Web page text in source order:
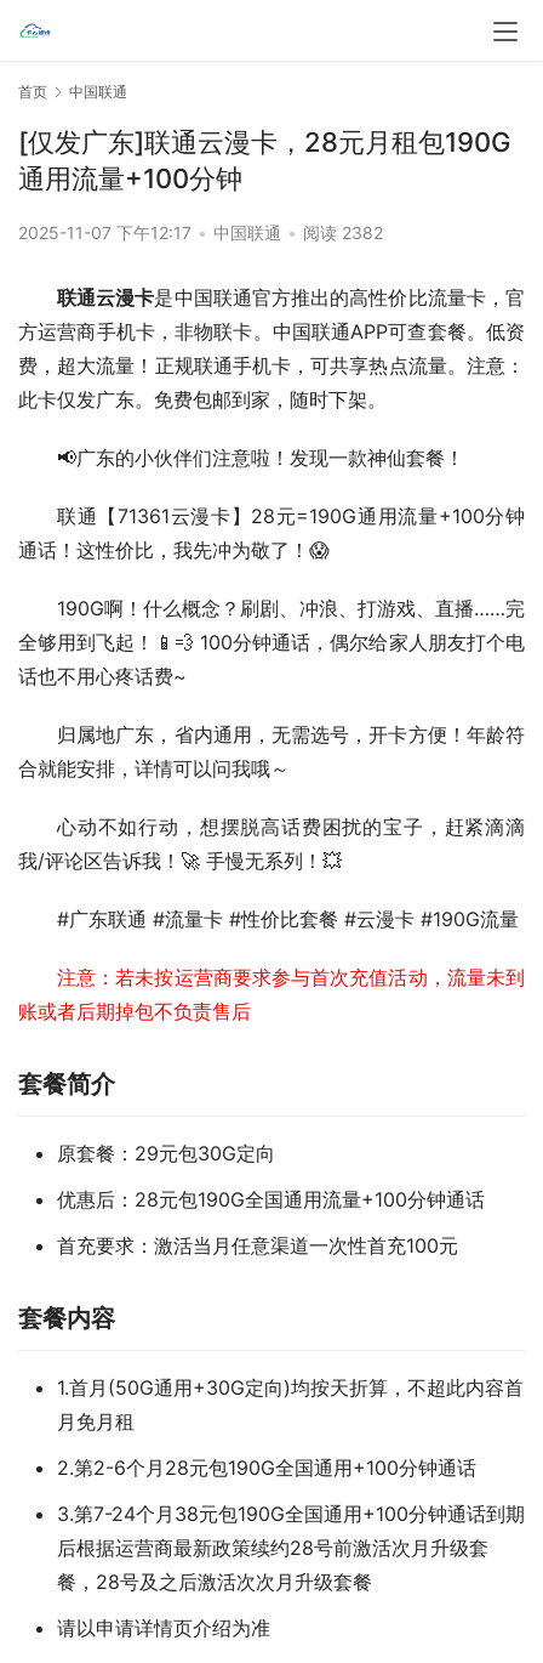
首页 中国联通
[仅发广东]联通云漫卡，28元月租包190G
通用流量+100分钟
2025-11-07 下午12:17 • 中国联通 • 阅读 2382
联通云漫卡是中国联通官方推出的高性价比流量卡，官
方运营商手机卡，非物联卡。中国联通APP可查套餐。低资
费，超大流量！正规联通手机卡，可共享热点流量。注意：
此卡仅发广东。免费包邮到家，随时下架。
📢广东的小伙伴们注意啦！发现一款神仙套餐！
联通【71361云漫卡】28元=190G通用流量+100分钟
通话！这性价比，我先冲为敬了！😱
190G啊！什么概念？刷剧、冲浪、打游戏、直播……完
全够用到飞起！📱💨 100分钟通话，偶尔给家人朋友打个电
话也不用心疼话费~
归属地广东，省内通用，无需选号，开卡方便！年龄符
合就能安排，详情可以问我哦～
心动不如行动，想摆脱高话费困扰的宝子，赶紧滴滴
我/评论区告诉我！🚀 手慢无系列！💥
#广东联通 #流量卡 #性价比套餐 #云漫卡 #190G流量
注意：若未按运营商要求参与首次充值活动，流量未到
账或者后期掉包不负责售后
套餐简介
原套餐：29元包30G定向
优惠后：28元包190G全国通用流量+100分钟通话
首充要求：激活当月任意渠道一次性首充100元
套餐内容
1.首月(50G通用+30G定向)均按天折算，不超此内容首
月免月租
2.第2-6个月28元包190G全国通用+100分钟通话
3.第7-24个月38元包190G全国通用+100分钟通话到期
后根据运营商最新政策续约28号前激活次月升级套
餐，28号及之后激活次次月升级套餐
请以申请详情页介绍为准